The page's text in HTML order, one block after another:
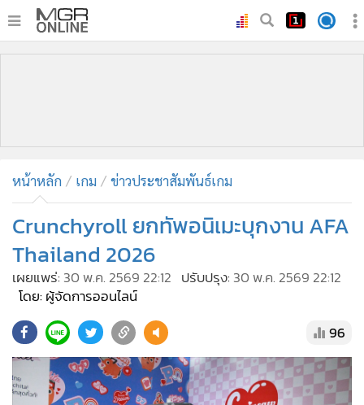
• บันเทิง
• คอลัมนิสต์
• ละคร
CbizReview
• ผู้จัดกวน
• Good health & Well-being
• Green Innovation & SD
หน้าหลัก เกม ข่าวประชาสัมพันธ์เกม
Crunchyroll ยกทัพอนิเมะบุกงาน AFA
Thailand 2026
เผยแพร่: 30 พ.ค. 2569 22:12 ปรับปรุง: 30 พ.ค. 2569 22:12
โดย: ผู้จัดการออนไลน์
96